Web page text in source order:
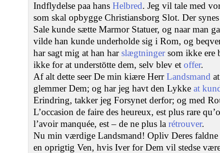
Indflydelse paa hans Helbred. Jeg vil tale med
som skal opbygge Christiansborg Slot. Der
Sale kunde sætte Marmor Statuer, og naar man
vilde han kunde underholde sig i Rom, og
har sagt mig at han harslægtningersom ikke ere
ikke for at understötte dem, selv blev et offer.
Af alt dette seer De min kiære HerrLandsmand
glemmer Dem; og har jeg havt den Lykke at
Erindring, takker jeg Forsynet derfor; og med
L’occasion de faire des heureux, est plus rare
l’avoir manquée, est – de ne plus la rétrouver.
Nu min værdige Landsmand! Opliv Deres
en oprigtig Ven, hvis Iver for Dem vil stedse